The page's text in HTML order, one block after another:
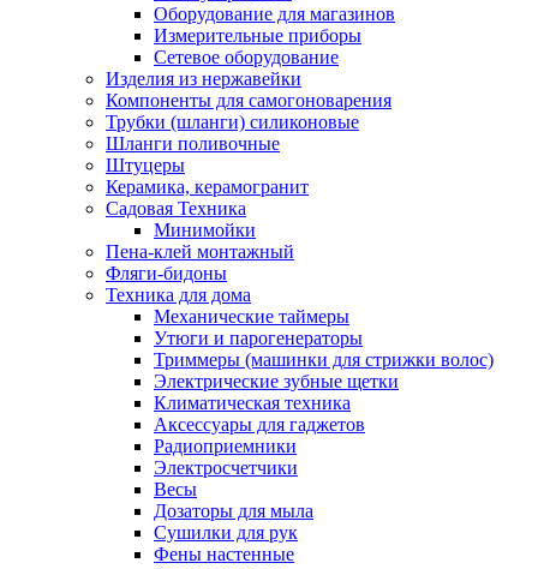
Оборудование для магазинов
Измерительные приборы
Сетевое оборудование
Изделия из нержавейки
Компоненты для самогоноварения
Трубки (шланги) силиконовые
Шланги поливочные
Штуцеры
Керамика, керамогранит
Садовая Техника
Минимойки
Пена-клей монтажный
Фляги-бидоны
Техника для дома
Механические таймеры
Утюги и парогенераторы
Триммеры (машинки для стрижки волос)
Электрические зубные щетки
Климатическая техника
Аксессуары для гаджетов
Радиоприемники
Электросчетчики
Весы
Дозаторы для мыла
Сушилки для рук
Фены настенные